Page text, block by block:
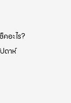
อะไร?
ดาห์